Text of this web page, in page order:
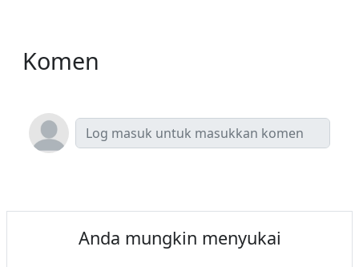
Komen
Anda mungkin menyukai